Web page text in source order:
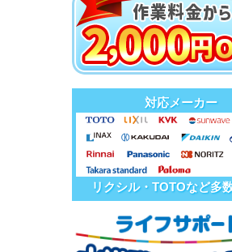
対応メーカー
リクシル・TOTOなど多